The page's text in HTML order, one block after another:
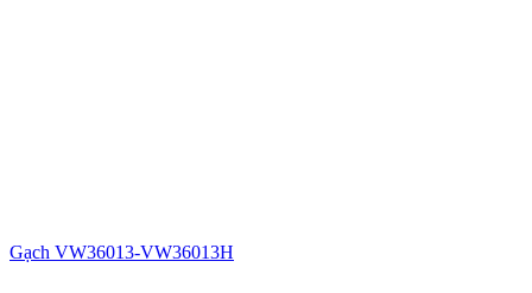
Gạch VW36013-VW36013H